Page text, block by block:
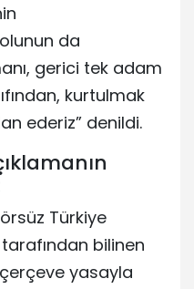
da
gerici tek adam
kurtulmak
ederiz” denildi.
Türkiye
bilinen
yasayla